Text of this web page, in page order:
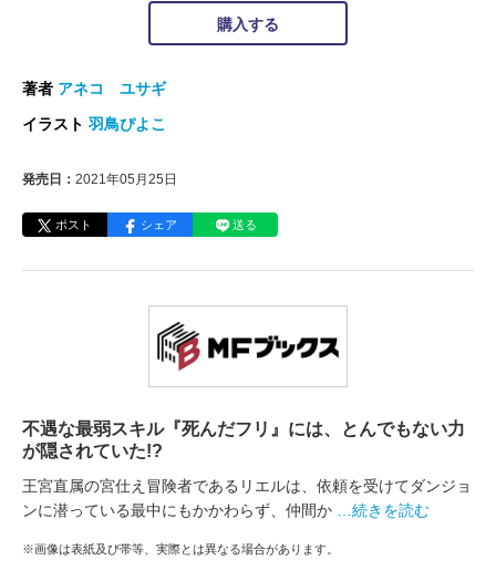
購入する
著者 アネコ ユサギ
イラスト 羽鳥ぴよこ
発売日： 2021年05月25日
ポスト シェア 送る
不遇な最弱スキル『死んだフリ』には、とんでもない力
が隠されていた!?
王宮直属の宮仕え冒険者であるリエルは、依頼を受けてダンジョ
ンに潜っている最中にもかかわらず、仲間か
…続きを読む
※画像は表紙及び帯等、実際とは異なる場合があります。